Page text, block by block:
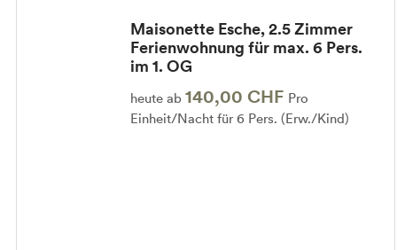
Maisonette Esche, 2.5 Zimmer
Ferienwohnung für max. 6 Pers.
im 1. OG
heute ab 140,00 CHF Pro
Einheit/Nacht für 6 Pers. (Erw./Kind)